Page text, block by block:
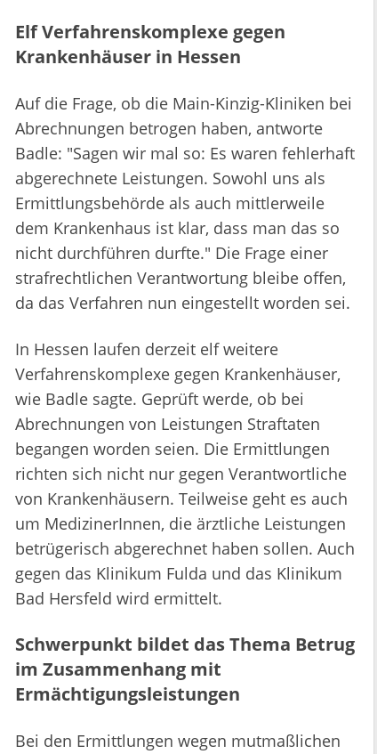
Elf Verfahrenskomplexe gegen
Krankenhäuser in Hessen
Auf die Frage, ob die Main-Kinzig-Kliniken bei
Abrechnungen betrogen haben, antworte
Badle: "Sagen wir mal so: Es waren fehlerhaft
abgerechnete Leistungen. Sowohl uns als
Ermittlungsbehörde als auch mittlerweile
dem Krankenhaus ist klar, dass man das so
nicht durchführen durfte." Die Frage einer
strafrechtlichen Verantwortung bleibe offen,
da das Verfahren nun eingestellt worden sei.
In Hessen laufen derzeit elf weitere
Verfahrenskomplexe gegen Krankenhäuser,
wie Badle sagte. Geprüft werde, ob bei
Abrechnungen von Leistungen Straftaten
begangen worden seien. Die Ermittlungen
richten sich nicht nur gegen Verantwortliche
von Krankenhäusern. Teilweise geht es auch
um MedizinerInnen, die ärztliche Leistungen
betrügerisch abgerechnet haben sollen. Auch
gegen das Klinikum Fulda und das Klinikum
Bad Hersfeld wird ermittelt.
Schwerpunkt bildet das Thema Betrug
im Zusammenhang mit
Ermächtigungsleistungen
Bei den Ermittlungen wegen mutmaßlichen